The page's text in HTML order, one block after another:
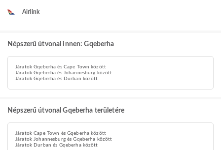
Airlink
Népszerű útvonal innen: Gqeberha
Járatok Gqeberha és Cape Town között
Járatok Gqeberha és Johannesburg között
Járatok Gqeberha és Durban között
Népszerű útvonal Gqeberha területére
Járatok Cape Town és Gqeberha között
Járatok Johannesburg és Gqeberha között
Járatok Durban és Gqeberha között